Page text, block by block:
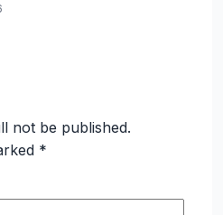
not be published.
*